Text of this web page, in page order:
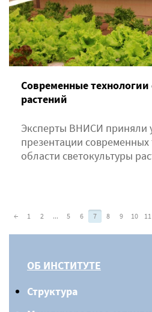
Современные технологии
растений
Эксперты ВНИСИ приняли
презентации современных
области светокультуры
← 1 2 ... 5 6 7 8 9 10 11
ОБ ИНСТИТУТЕ
Структура